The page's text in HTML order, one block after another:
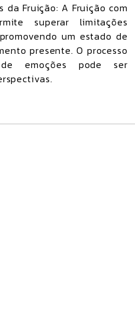
da Fruição: A Fruição com
superar limitações
um estado de
presente. O processo
emoções pode ser